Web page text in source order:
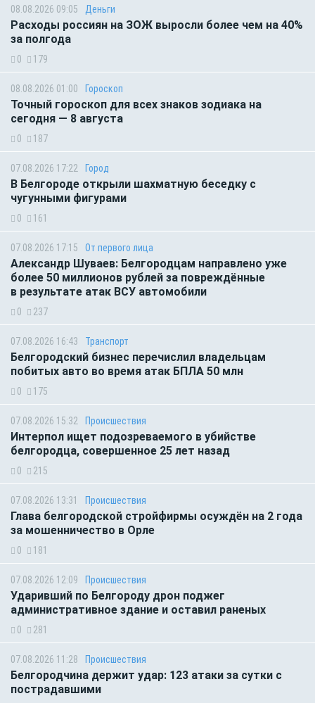
08.08.2026 09:05 Деньги
Расходы россиян на ЗОЖ выросли более чем на 40%
за полгода
0 179
08.08.2026 01:00 Гороскоп
Точный гороскоп для всех знаков зодиака на
сегодня — 8 августа
0 187
07.08.2026 17:22 Город
В Белгороде открыли шахматную беседку с
чугунными фигурами
0 161
07.08.2026 17:15 От первого лица
Александр Шуваев: Белгородцам направлено уже
более 50 миллионов рублей за повреждённые
в результате атак ВСУ автомобили
0 237
07.08.2026 16:43 Транспорт
Белгородский бизнес перечислил владельцам
побитых авто во время атак БПЛА 50 млн
0 175
07.08.2026 15:32 Происшествия
Интерпол ищет подозреваемого в убийстве
белгородца, совершенное 25 лет назад
0 215
07.08.2026 13:31 Происшествия
Глава белгородской стройфирмы осуждён на 2 года
за мошенничество в Орле
0 181
07.08.2026 12:09 Происшествия
Ударивший по Белгороду дрон поджег
административное здание и оставил раненых
0 281
07.08.2026 11:28 Происшествия
Белгородчина держит удар: 123 атаки за сутки с
пострадавшими